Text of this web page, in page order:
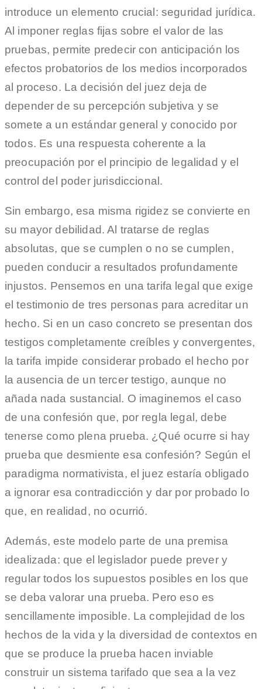
introduce un elemento crucial: seguridad jurídica.
Al imponer reglas fijas sobre el valor de las
pruebas, permite predecir con anticipación los
efectos probatorios de los medios incorporados
al proceso. La decisión del juez deja de
depender de su percepción subjetiva y se
somete a un estándar general y conocido por
todos. Es una respuesta coherente a la
preocupación por el principio de legalidad y el
control del poder jurisdiccional.
Sin embargo, esa misma rigidez se convierte en
su mayor debilidad. Al tratarse de reglas
absolutas, que se cumplen o no se cumplen,
pueden conducir a resultados profundamente
injustos. Pensemos en una tarifa legal que exige
el testimonio de tres personas para acreditar un
hecho. Si en un caso concreto se presentan dos
testigos completamente creíbles y convergentes,
la tarifa impide considerar probado el hecho por
la ausencia de un tercer testigo, aunque no
añada nada sustancial. O imaginemos el caso
de una confesión que, por regla legal, debe
tenerse como plena prueba. ¿Qué ocurre si hay
prueba que desmiente esa confesión? Según el
paradigma normativista, el juez estaría obligado
a ignorar esa contradicción y dar por probado lo
que, en realidad, no ocurrió.
Además, este modelo parte de una premisa
idealizada: que el legislador puede prever y
regular todos los supuestos posibles en los que
se deba valorar una prueba. Pero eso es
sencillamente imposible. La complejidad de los
hechos de la vida y la diversidad de contextos en
que se produce la prueba hacen inviable
construir un sistema tarifado que sea a la vez